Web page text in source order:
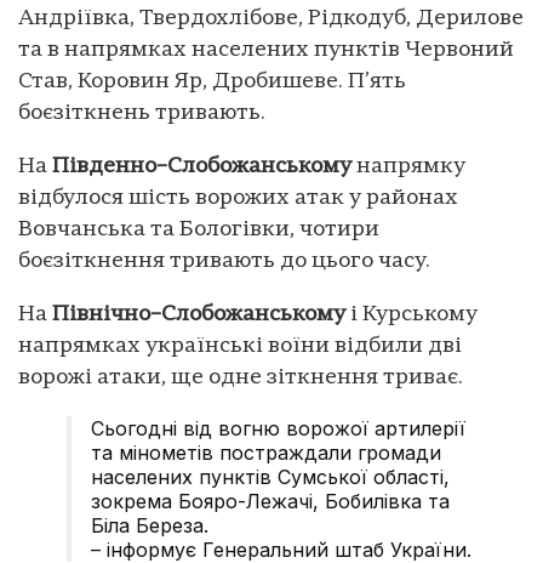
Андріївка, Твердохлібове, Рідкодуб, Дерилове
та в напрямках населених пунктів Червоний
Став, Коровин Яр, Дробишеве. П’ять
боєзіткнень тривають.
На Південно–Слобожанськомунапрямку
відбулося шість ворожих атак у районах
Вовчанська та Бологівки, чотири
боєзіткнення тривають до цього часу.
На Північно–Слобожанськомуі Курському
напрямках українські воїни відбили дві
ворожі атаки, ще одне зіткнення триває.
Сьогодні від вогню ворожої артилерії
та мінометів постраждали громади
населених пунктів Сумської області,
зокрема Бояро-Лежачі, Бобилівка та
Біла Береза.
– інформує Генеральний штаб України.